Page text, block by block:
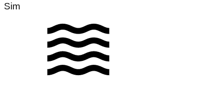
Sim